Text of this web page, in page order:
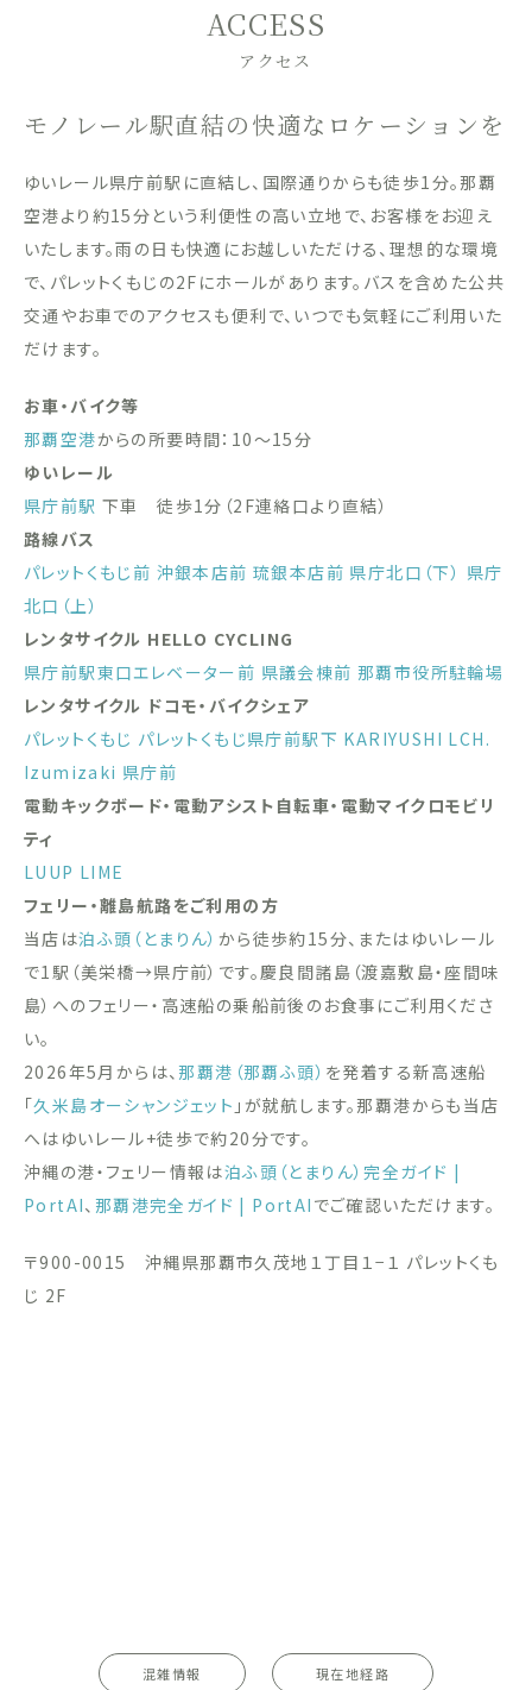
ACCESS
アクセス
モノレール駅直結の快適なロケーションを
ゆいレール県庁前駅に直結し、国際通りからも徒歩1分。那覇
空港より約15分という利便性の高い立地で、お客様をお迎え
いたします。雨の日も快適にお越しいただける、理想的な環境
で、パレットくもじの2Fにホールがあります。バスを含めた公共
交通やお車でのアクセスも便利で、いつでも気軽にご利用いた
だけます。
お車・バイク等
那覇空港からの所要時間：10〜15分
ゆいレール
県庁前駅 下車 徒歩1分（2F連絡口より直結）
路線バス
パレットくもじ前 沖銀本店前 琉銀本店前 県庁北口（下） 県庁
北口（上）
レンタサイクル HELLO CYCLING
県庁前駅東口エレベーター前 県議会棟前 那覇市役所駐輪場
レンタサイクル ドコモ・バイクシェア
パレットくもじ パレットくもじ県庁前駅下 KARIYUSHI LCH.
Izumizaki 県庁前
電動キックボード・電動アシスト自転車・電動マイクロモビリ
ティ
LUUP LIME
フェリー・離島航路をご利用の方
当店は泊ふ頭（とまりん） から徒歩約15分、またはゆいレール
で1駅（美栄橋→県庁前）です。慶良間諸島（渡嘉敷島・座間味
島）へのフェリー・高速船の乗船前後のお食事にご利用くださ
い。
2026年5月からは、那覇港（那覇ふ頭） を発着する新高速船
「久米島オーシャンジェット 」が就航します。那覇港からも当店
へはゆいレール+徒歩で約20分です。
沖縄の港・フェリー情報は泊ふ頭（とまりん）完全ガイド |
PortAI、 那覇港完全ガイド | PortAI でご確認いただけます。
〒900-0015 沖縄県那覇市久茂地１丁目１−１ パレットくも
じ 2F
混雑情報 現在地経路